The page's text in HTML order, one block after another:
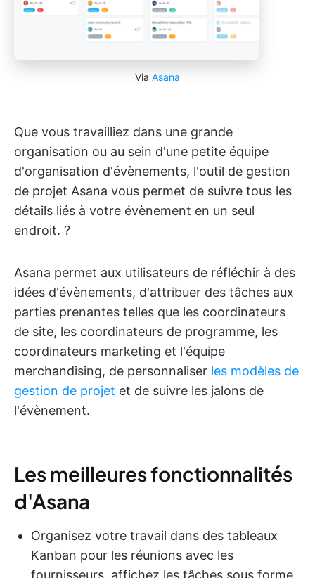
Via Asana
Que vous travailliez dans une grande
organisation ou au sein d'une petite équipe
d'organisation d'évènements, l'outil de gestion
de projet Asana vous permet de suivre tous les
détails liés à votre évènement en un seul
endroit. ?️
Asana permet aux utilisateurs de réfléchir à des
idées d'évènements, d'attribuer des tâches aux
parties prenantes telles que les coordinateurs
de site, les coordinateurs de programme, les
coordinateurs marketing et l'équipe
merchandising, de personnaliser les modèles de
gestion de projet et de suivre les jalons de
l'évènement.
Les meilleures fonctionnalités
d'Asana
Organisez votre travail dans des tableaux
Kanban pour les réunions avec les